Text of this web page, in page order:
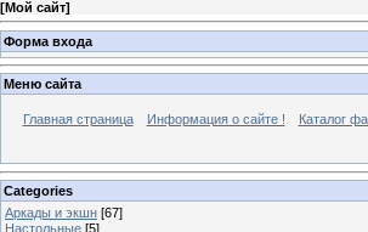
[Мой сайт]
Форма входа
Меню сайта
Главная страница Информация о сайте ! Каталог
Categories
Аркады и экшн [67]
Настольные [5]